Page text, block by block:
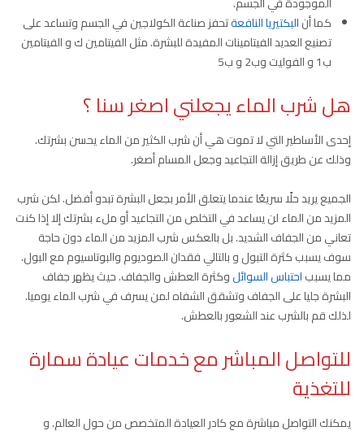
كما أنالبكتيريا النافعةتحفز صناعة الكولاجين في الجسم وتساعد على
تصنيع العديد الفيتامينات المفيدة للبشرة. مثل الفيتامين ك و الفيتامين
ب1 و الفوليت وب2 و ب5
هل شرب الماء يجعلني اصغر سنا ؟
إحدى الأساطير التي لا تموت هي أن شرب الكثير من الماء يحسن بشرتك.
وذلك عن طريق إزالة التجاعيد وجعل المسام أصغر.
الجميع يريد حلًا سريعًا عندما يتعلق الأمر بجعل البشرة تبدو أفضل. لكن شرب
المزيد من الماء لن يساعد في التخلص من التجاعيد أو ملء بشرتك إلا إذا كنت
تعاني من الجفاف الشديد. بل بالعكس شرب المزيد من الماء دون حاجة
سوف يسبب كثرة التبول و بالتالي فقدان الصوديوم والبوتاسيوم مع البول.
مما يسبباحتباس السوائلوكثرة العطش والجفاف. حيث يظهر جفاف
البشرة جليا على الجفاف وتشقق الشفاه لمن يسرف في شرب الماء يوميا.
لذلك قم بالشرب عند الشعور بالعطش.
للتواصل المباشر مع خدمات عيادة سمارة
للتغذية
يمكنك التواصل مباشرة مع كادر العيادة المتخصص من حول العالم. و